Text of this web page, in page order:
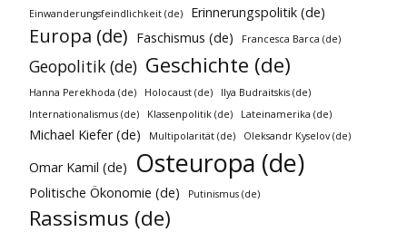
Einwanderungsfeindlichkeit (de) Erinnerungspolitik (de)
Europa (de) Faschismus (de) Francesca Barca (de)
Geopolitik (de) Geschichte (de)
Hanna Perekhoda (de) Holocaust (de)
Ilya Budraitskis (de)
Internationalismus (de)
Klassenpolitik (de) Lateinamerika (de)
Michael Kiefer (de) Multipolarität (de) Oleksandr Kyselov (de)
Omar Kamil (de) Osteuropa (de)
Politische Ökonomie (de) Putinismus (de)
Rassismus (de)